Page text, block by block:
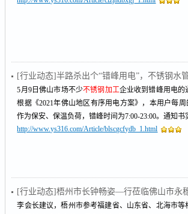
[行业动态]半路杀出个“错峰用电”，不锈钢水
5月9日佛山市场不少不锈钢加工企业收到错峰用电的
根据《2021年佛山地区有序用电方案》，本用户每
作为保安、保温负荷，错峰时间为7:00-23:00。通知
http://www.ys316.com/Article/blscgcfydb_1.html
[行业动态]梧州市长钟畅姿—行莅临佛山市永
李会长建议，梧州市参考福建省、山东省、北海市